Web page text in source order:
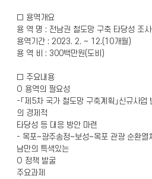
□ 용역개요
용 역 명 : 전남권 철도망 구축 타당성 조
용역기간 : 2023. 2. ~ 12.(10개월)
용 역 비 : 300백만원(도비)
□ 주요내용
O 용역의 필요성
-「제5차 국가 철도망 구축계획」신규사
의 경제적
타당성 등 대응 방안 마련
- 목포~광주송정~보성~목포 관광 순환열
남만의 특색있는
O 정책 발굴
주요과제